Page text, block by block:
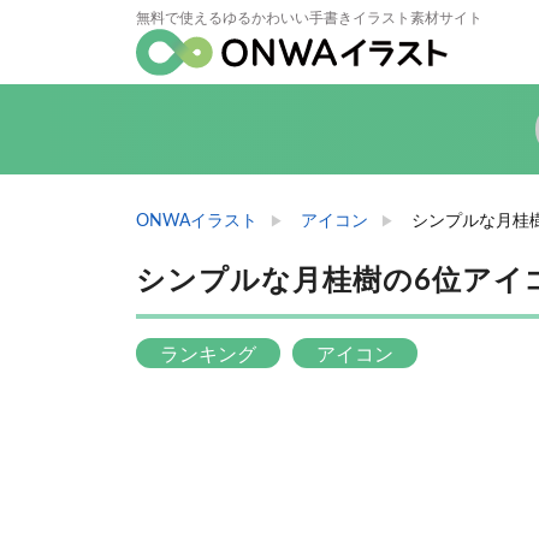
無料で使えるゆるかわいい手書きイラスト素材サイト
ONWAイラスト アイコン シンプルな月桂
シンプルな月桂樹の6位アイ
ランキング アイコン